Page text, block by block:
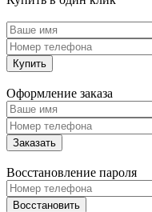
Купить
Оформление заказа
Заказать
Восстановление пароля
Восстановить